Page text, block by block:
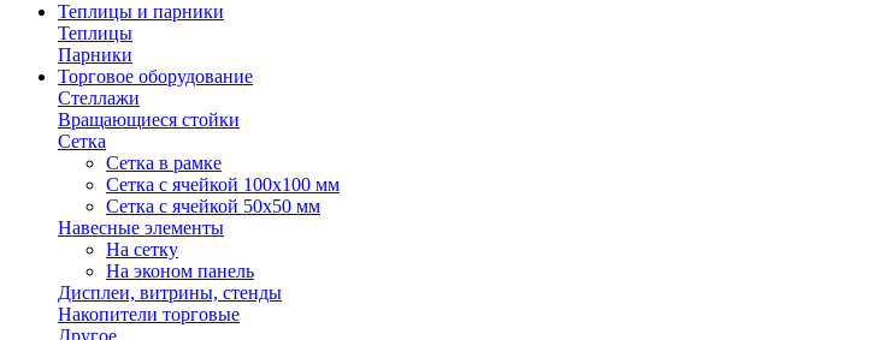
Теплицы и парники
Теплицы
Парники
Торговое оборудование
Стеллажи
Вращающиеся стойки
Сетка
Сетка в рамке
Сетка с ячейкой 100х100 мм
Сетка с ячейкой 50х50 мм
Навесные элементы
На сетку
На эконом панель
Дисплеи, витрины, стенды
Накопители торговые
Другое